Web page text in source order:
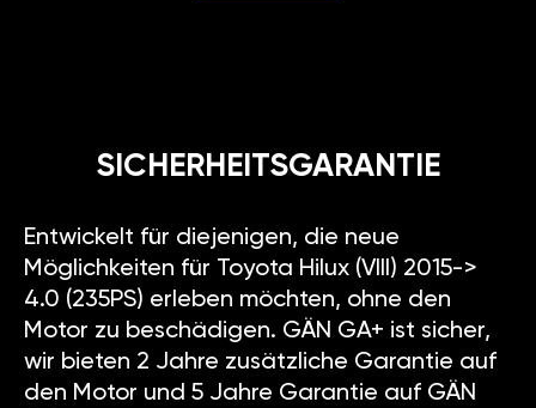
SICHERHEITSGARANTIE
Entwickelt für diejenigen, die neue
Möglichkeiten für Toyota Hilux (VIII) 2015->
4.0 (235PS) erleben möchten, ohne den
Motor zu beschädigen. GÄN GA+ ist sicher,
wir bieten 2 Jahre zusätzliche Garantie auf
den Motor und 5 Jahre Garantie auf GÄN